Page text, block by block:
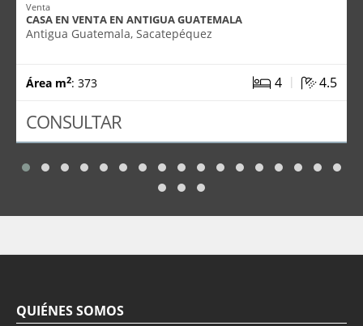
Venta
CASA EN VENTA EN ANTIGUA GUATEMALA
Antigua Guatemala, Sacatepéquez
Área m2: 373 4 | 4.5
CONSULTAR
QUIÉNES SOMOS